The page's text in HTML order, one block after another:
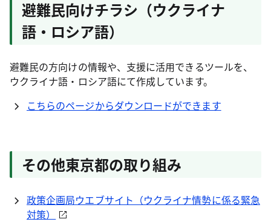
避難民向けチラシ（ウクライナ
語・ロシア語）
避難民の方向けの情報や、支援に活用できるツールを、
ウクライナ語・ロシア語にて作成しています。
こちらのページからダウンロードができます
その他東京都の取り組み
政策企画局ウエブサイト（ウクライナ情勢に係る緊急
対策）